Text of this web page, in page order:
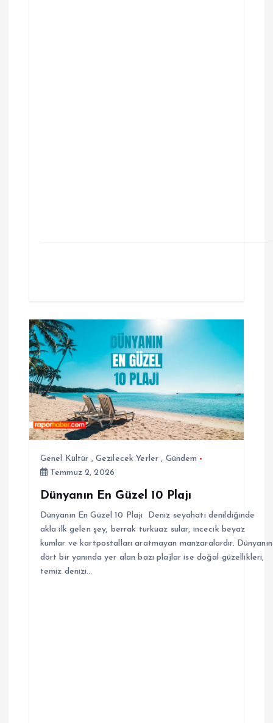
Genel Kültür , Gezilecek Yerler , Gündem
Temmuz 2, 2026
Dünyanın En Güzel 10 Plajı
Dünyanın En Güzel 10 Plajı Deniz seyahati denildiğinde
akla ilk gelen şey; berrak turkuaz sular, incecik beyaz
kumlar ve kartpostalları aratmayan manzaralardır. Dünyanın
dört bir yanında yer alan bazı plajlar ise doğal güzellikleri,
temiz denizi…